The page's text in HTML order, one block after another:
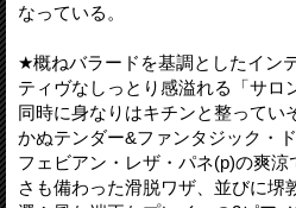
なっている。
★概ねバラードを基調としたイン
ティヴなしっとり感溢れる「サロ
同時に身なりはキチンと整ってい
かぬテンダー&ファンタジック・
フェビアン・レザ・パネ(p)の爽涼
さも備わった滑脱ワザ、並びに堺